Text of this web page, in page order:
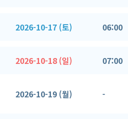
2026-10-17 (토) 06:00
2026-10-18 (일) 07:00
2026-10-19 (월) -